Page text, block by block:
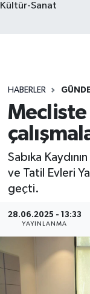
Kültür-Sanat
HABERLER
Sabıka
ve Tatil Evleri
geçti.
28.06.2025 - 13:33
YAYINLANMA